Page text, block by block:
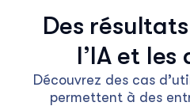
Des
l’IA et les
Découvrez des cas
permettent à des